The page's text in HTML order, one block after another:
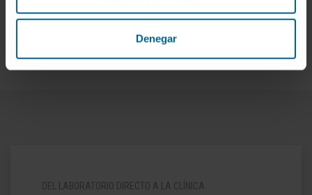
Denegar
Diseñar y evaluar estrategias de terapia celular adoptiva
DEL LABORATORIO DIRECTO A LA CLÍNICA